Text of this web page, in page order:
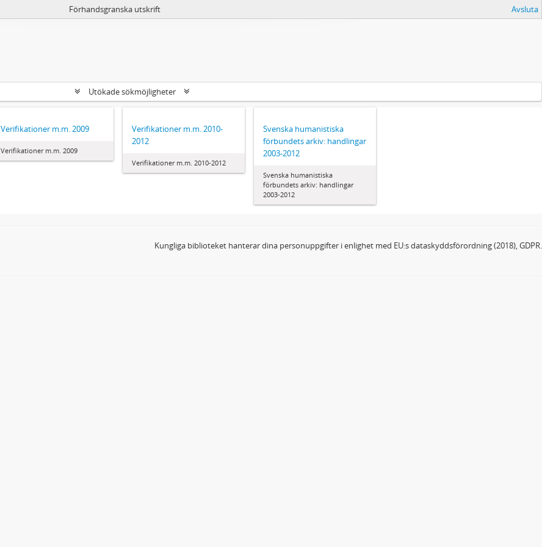
Förhandsgranska utskrift Avsluta
Utökade sökmöjligheter
Verifikationer m.m. 2009
Verifikationer m.m. 2009
Verifikationer m.m. 2010-
2012
Verifikationer m.m. 2010-2012
Svenska humanistiska
förbundets arkiv: handlingar
2003-2012
Svenska humanistiska
förbundets arkiv: handlingar
2003-2012
Kungliga biblioteket hanterar dina personuppgifter i enlighet med EU:s dataskyddsförordning (2018), GDPR.